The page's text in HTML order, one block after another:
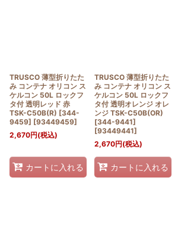
TRUSCO 薄型折りたた
み コンテナ オリコン ス
ケルコン 50L ロックフ
タ付 透明レッド 赤
TSK-C50B(R) [344-
9459] [93449459]
2,670円(税込)
カートに入れる
TRUSCO 薄型折りたた
み コンテナ オリコン ス
ケルコン 50L ロックフ
タ付 透明オレンジ オレ
ンジ TSK-C50B(OR)
[344-9441]
[93449441]
2,670円(税込)
カートに入れる